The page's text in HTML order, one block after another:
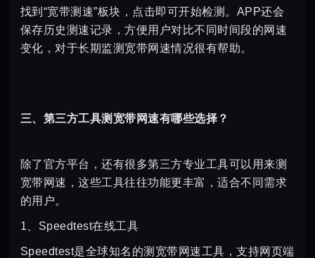
找到“宽带测速”板块，点击即可开始检测。APP还会
保存历史测速记录，方便用户对比不同时间段的网速
变化，对于长期监测宽带网速情况很有帮助。
三、第三方工具测宽带网速有哪些选择？
除了官方平台，还有很多第三方专业工具可以用来测
宽带网速，这些工具往往功能更丰富，适合不同需求
的用户。
1、Speedtest在线工具
Speedtest是全球知名的测宽带网速工具，支持网页端